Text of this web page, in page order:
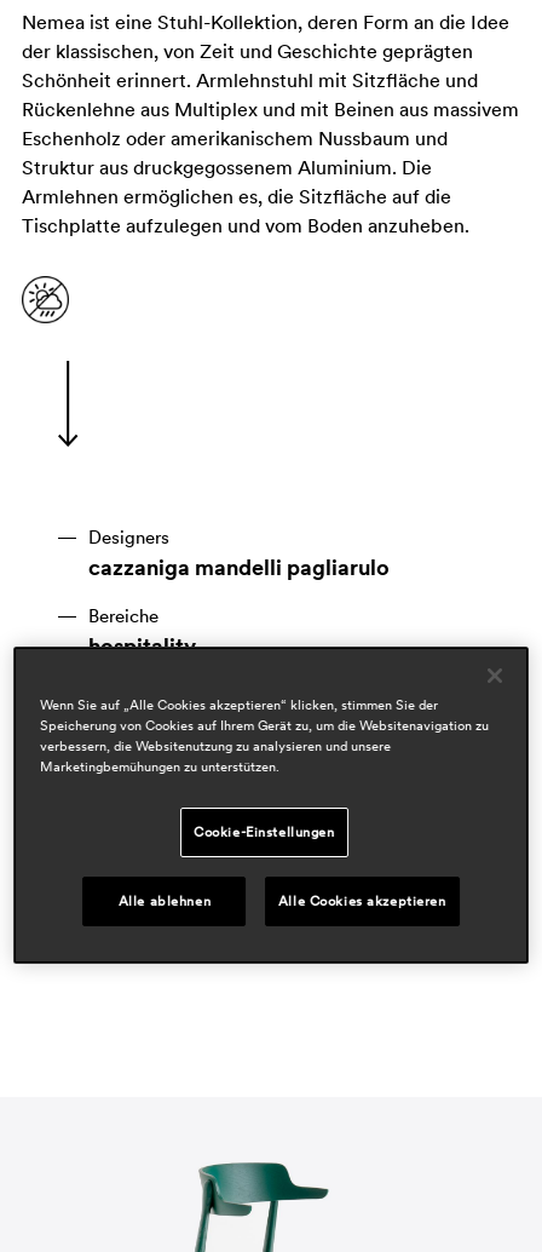
Nemea ist eine Stuhl-Kollektion, deren Form an die Idee
der klassischen, von Zeit und Geschichte geprägten
Schönheit erinnert. Armlehnstuhl mit Sitzfläche und
Rückenlehne aus Multiplex und mit Beinen aus massivem
Eschenholz oder amerikanischem Nussbaum und
Struktur aus druckgegossenem Aluminium. Die
Armlehnen ermöglichen es, die Sitzfläche auf die
Tischplatte aufzulegen und vom Boden anzuheben.
Designers
cazzaniga mandelli pagliarulo
Bereiche
hospitality
residential
Presseschau
domus
aug 2025, holland
Wenn Sie auf „Alle Cookies akzeptieren“ klicken, stimmen Sie der
Speicherung von Cookies auf Ihrem Gerät zu, um die Websitenavigation zu
verbessern, die Websitenutzung zu analysieren und unsere
Marketingbemühungen zu unterstützen.
Cookie-Einstellungen
Alle ablehnen Alle Cookies akzeptieren